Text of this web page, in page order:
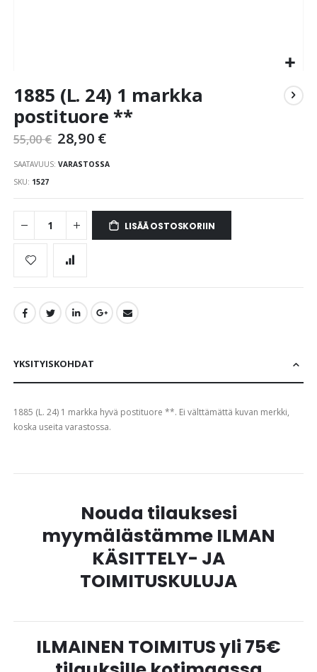
to
beginning
of
images
gallery
1885 (L. 24) 1 markka
postituore **
55,00 € 28,90 €
SAATAVUUS: VARASTOSSA
SKU 1527
LISÄÄ OSTOSKORIIN
YKSITYISKOHDAT
1885 (L. 24) 1 markka hyvä postituore **. Ei välttämättä kuvan merkki,
koska useita varastossa.
Nouda tilauksesi
myymälästämme ILMAN
KÄSITTELY- JA
TOIMITUSKULUJA
ILMAINEN TOIMITUS yli 75€